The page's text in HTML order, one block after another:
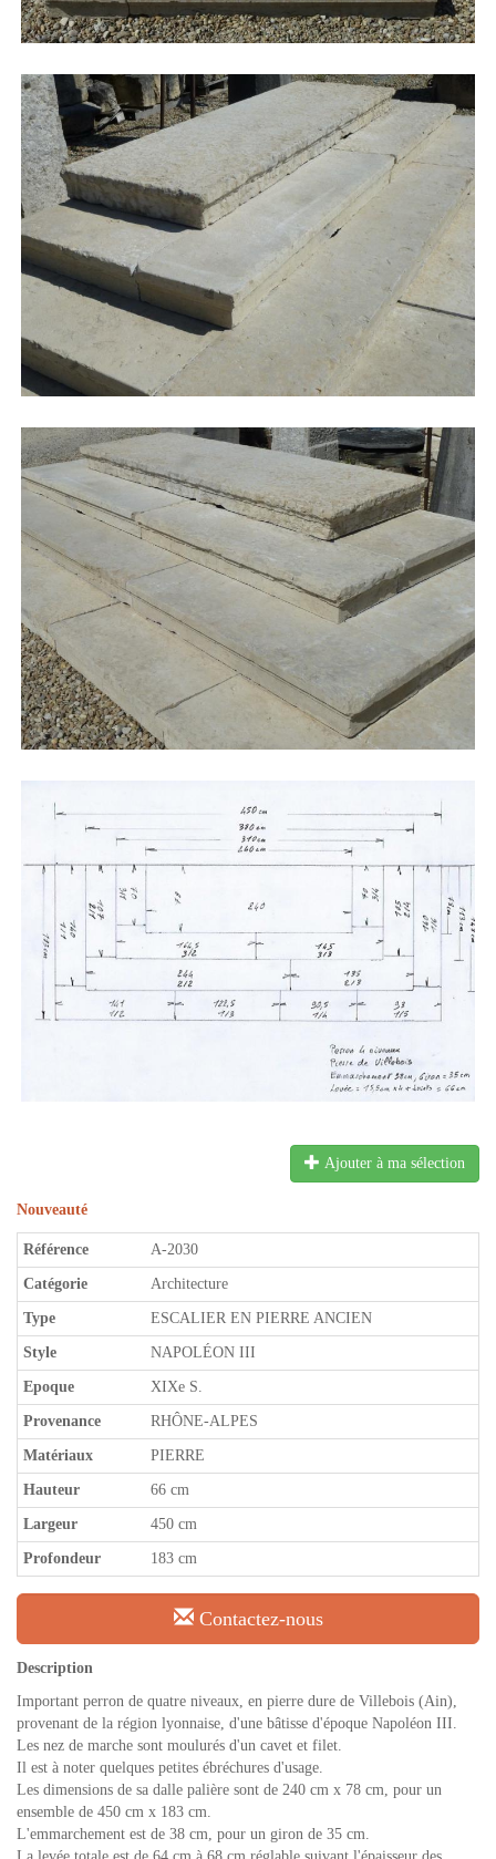
Ajouter à ma sélection
Nouveauté
Référence A-2030
Catégorie Architecture
Type ESCALIER EN PIERRE ANCIEN
Style NAPOLÉON III
Epoque XIXe S.
Provenance RHÔNE-ALPES
Matériaux PIERRE
Hauteur 66 cm
Largeur 450 cm
Profondeur 183 cm
Contactez-nous
Description
Important perron de quatre niveaux, en pierre dure de Villebois (Ain),
provenant de la région lyonnaise, d'une bâtisse d'époque Napoléon III.
Les nez de marche sont moulurés d'un cavet et filet.
Il est à noter quelques petites ébréchures d'usage.
Les dimensions de sa dalle palière sont de 240 cm x 78 cm, pour un
ensemble de 450 cm x 183 cm.
L'emmarchement est de 38 cm, pour un giron de 35 cm.